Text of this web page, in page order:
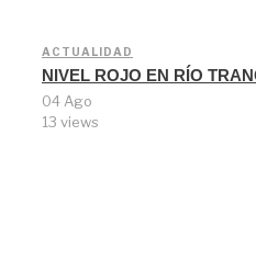
ACTUALIDAD
NIVEL ROJO EN RÍO
04 Ago
13 views